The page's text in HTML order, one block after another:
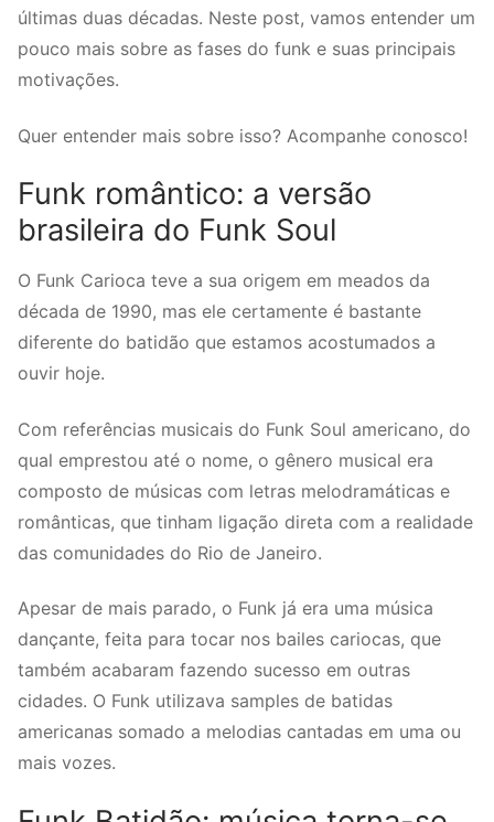
últimas duas décadas. Neste post, vamos entender um
pouco mais sobre as fases do funk e suas principais
motivações.
Quer entender mais sobre isso? Acompanhe conosco!
Funk romântico: a versão
brasileira do Funk Soul
O Funk Carioca teve a sua origem em meados da
década de 1990, mas ele certamente é bastante
diferente do batidão que estamos acostumados a
ouvir hoje.
Com referências musicais do Funk Soul americano, do
qual emprestou até o nome, o gênero musical era
composto de músicas com letras melodramáticas e
românticas, que tinham ligação direta com a realidade
das comunidades do Rio de Janeiro.
Apesar de mais parado, o Funk já era uma música
dançante, feita para tocar nos bailes cariocas, que
também acabaram fazendo sucesso em outras
cidades. O Funk utilizava samples de batidas
americanas somado a melodias cantadas em uma ou
mais vozes.